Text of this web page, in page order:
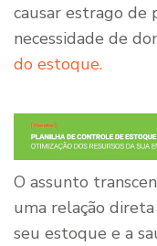
causar estrago de
necessidade de
do estoque.
O assunto
uma relação
seu estoque e a